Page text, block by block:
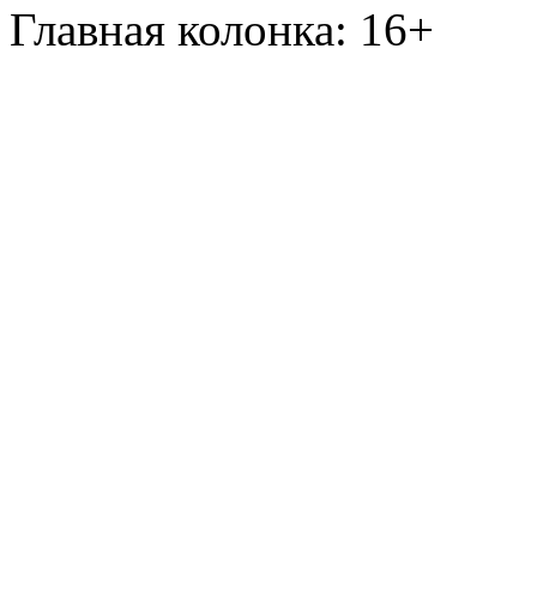
Главная колонка: 16+